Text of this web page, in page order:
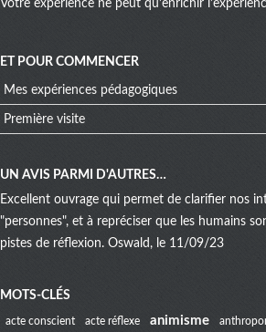
Votre expérience ne peut qu’enrichir
ET POUR COMMENCER
Mes expériences pédagogiques
Première visite
UN AVIS PARMI D'AUTRES…
Excellent ouvrage qui permet de clarifier nos
"personnes", et à repréciser que les humains
pistes de réflexion. Oswald, le 11/09/23
Menu
MOTS-CLÉS
acte conscient acte réflexe animisme